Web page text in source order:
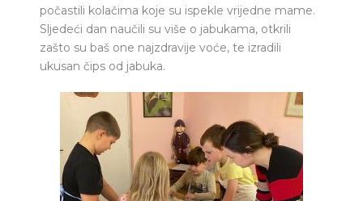
počastili kolačima koje su ispekle vrijedne mame.
Sljedeći dan naučili su više o jabukama, otkrili
zašto su baš one najzdravije voće, te izradili
ukusan čips od jabuka.